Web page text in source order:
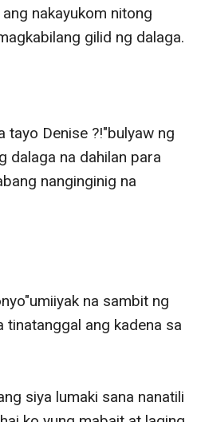
nakayukom nitong
gilid ng dalaga.
tayo Denise ?!"bulyaw ng
dalaga na dahilan para
nanginginig na
na sambit ng
tinatanggal ang kadena sa
siya lumaki sana nanatili